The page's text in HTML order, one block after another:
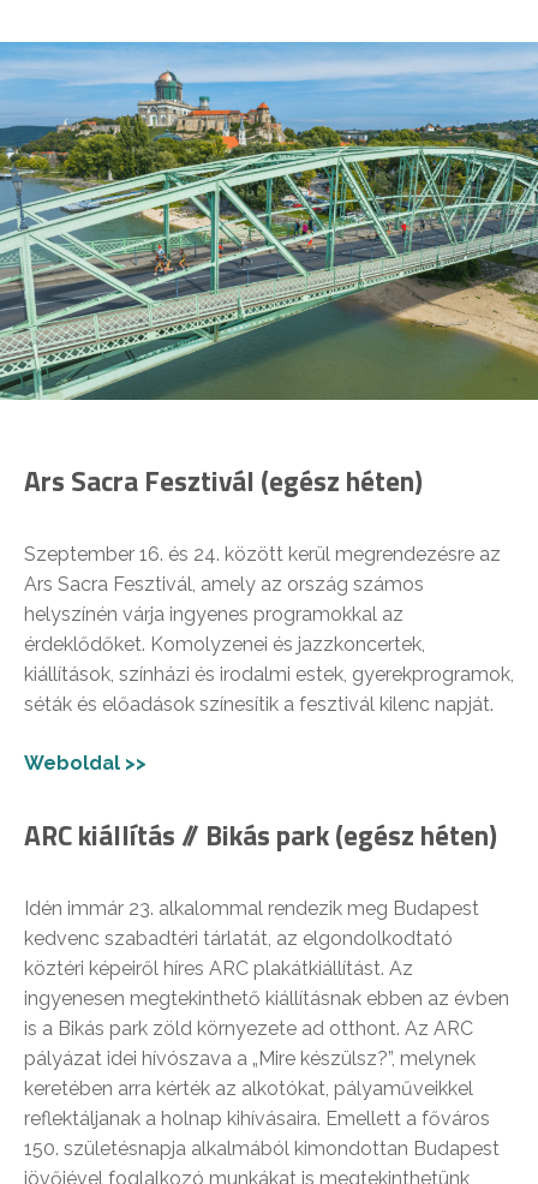
Ars Sacra Fesztivál (egész héten)
Szeptember 16. és 24. között kerül megrendezésre az
Ars Sacra Fesztivál, amely az ország számos
helyszínén várja ingyenes programokkal az
érdeklődőket. Komolyzenei és jazzkoncertek,
kiállítások, színházi és irodalmi estek, gyerekprogramok,
séták és előadások színesítik a fesztivál kilenc napját.
Weboldal >>
ARC kiállítás // Bikás park (egész héten)
Idén immár 23. alkalommal rendezik meg Budapest
kedvenc szabadtéri tárlatát, az elgondolkodtató
köztéri képeiről híres ARC plakátkiállítást. Az
ingyenesen megtekinthető kiállításnak ebben az évben
is a Bikás park zöld környezete ad otthont. Az ARC
pályázat idei hívószava a „Mire készülsz?”, melynek
keretében arra kérték az alkotókat, pályaműveikkel
reflektáljanak a holnap kihívásaira. Emellett a főváros
150. születésnapja alkalmából kimondottan Budapest
jövőjével foglalkozó munkákat is megtekinthetünk